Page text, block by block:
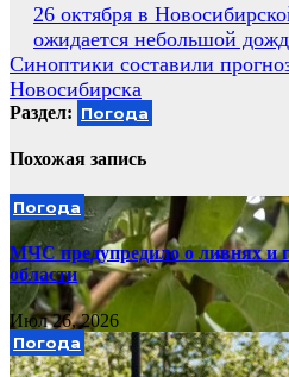
Навигация
по
записям
26 октября в
ожидается небольшой
Синоптики составили
Новосибирска
Раздел: Погода
Похожая запись
Погода
МЧС предупредило о ливнях и
области
Июл 26, 2026
Погода